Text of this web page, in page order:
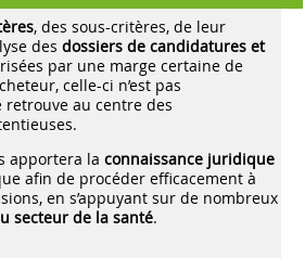
, des sous-critères, de leur
des dossiers de candidatures et
par une marge certaine de
celle-ci n’est pas
au centre des
apportera laconnaissance juridique
afin de procéder efficacement à
en s’appuyant sur de nombreux
secteur de la santé.